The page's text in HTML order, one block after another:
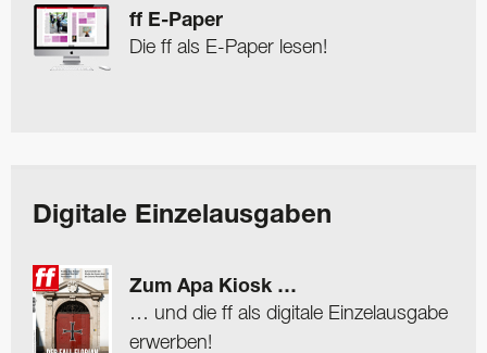
ff E-Paper
Die ff als E-Paper lesen!
Digitale Einzelausgaben
Zum Apa Kiosk …
… und die ff als digitale Einzelausgabe
erwerben!